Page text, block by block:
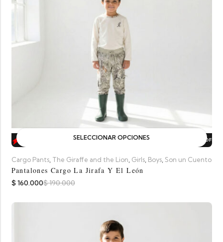
SALE SALE16%OFF. SALE16%OFF.
SELECCIONAR OPCIONES
Cargo Pants, The Giraffe and the Lion, Girls, Boys,Son un Cuento
Pantalones Cargo La Jirafa Y El León
$160.000$190.000